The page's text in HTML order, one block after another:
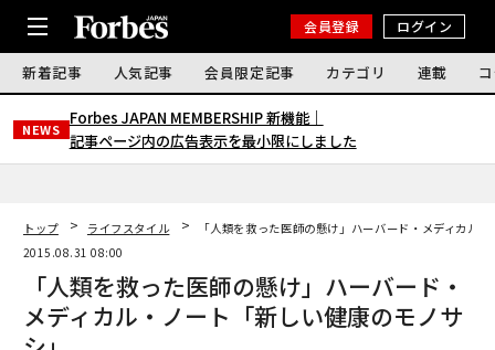
会員登録 ログイン
新着記事 人気記事 会員限定記事 カテゴリ 連載
NEWS
Forbes JAPAN MEMBERSHIP 新機能｜
記事ページ内の広告表示を最小限にしました
トップ ライフスタイル
「人類を救った医師の懸け」ハーバード・メディカル
2015.08.31 08:00
「人類を救った医師の懸け」ハーバード・
メディカル・ノート「新しい健康のモノサ